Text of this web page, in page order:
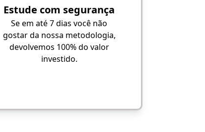
Estude com segurança
Se em até 7 dias você não
gostar da nossa metodologia,
devolvemos 100% do valor
investido.